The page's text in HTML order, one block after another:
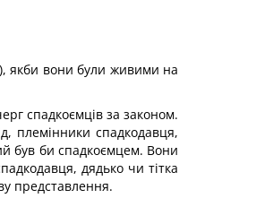
якби вони були живими на
спадкоємців за законом.
племінники спадкодавця,
був би спадкоємцем. Вони
дядько чи тітка
представлення.